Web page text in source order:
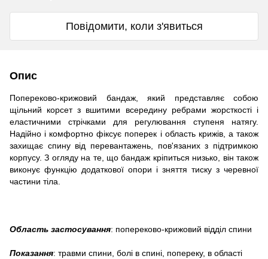
Повідомити, коли з'явиться
Опис
Попереково-крижовий бандаж, який представляє собою
щільний корсет з вшитими всередину ребрами жорсткості і
еластичними стрічками для регулювання ступеня натягу.
Надійно і комфортно фіксує поперек і область крижів, а також
захищає спину від перевантажень, пов'язаних з підтримкою
корпусу. З огляду на те, що бандаж кріпиться низько, він також
виконує функцію додаткової опори і зняття тиску з черевної
частини тіла.
Область застосування: попереково-крижовий відділ спини
Показання: травми спини, болі в спині, попереку, в області